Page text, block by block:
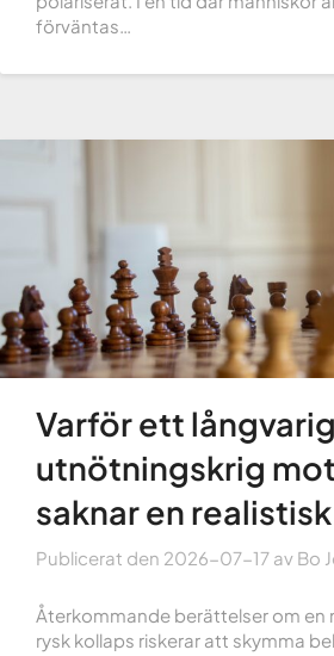
förväntas…
Varför ett
utnötningskrig
saknar en
Publicerat den 2026-07-17 av Bo
Återkommande berättelser om en
rysk kollaps riskerar att skymma